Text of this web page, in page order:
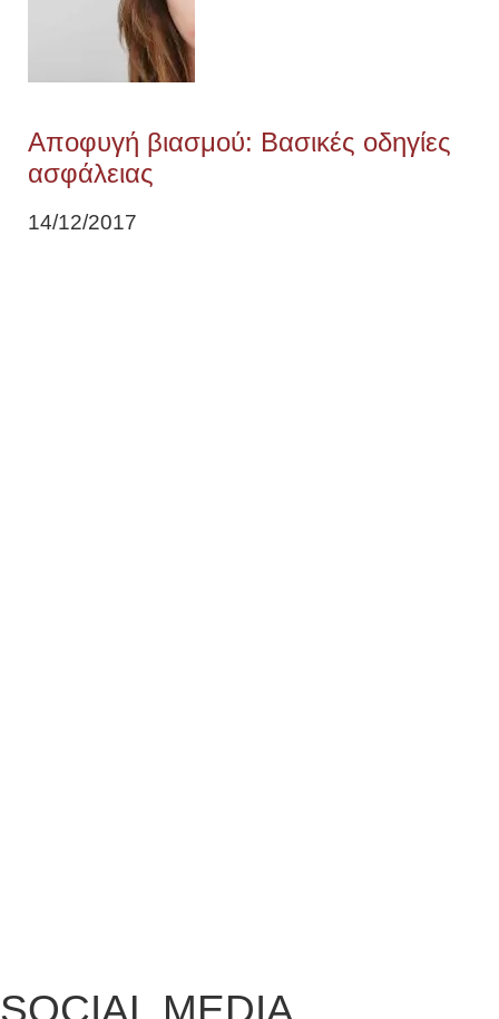
Αποφυγή βιασμού: Βασικές οδηγίες
ασφάλειας
14/12/2017
SOCIAL MEDIA